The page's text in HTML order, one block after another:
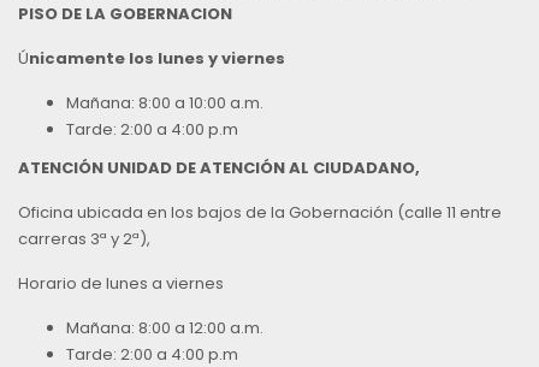
PISO DE LA GOBERNACION
Únicamente los lunes y viernes
Mañana: 8:00 a 10:00 a.m.
Tarde: 2:00 a 4:00 p.m
ATENCIÓN UNIDAD DE ATENCIÓN AL CIUDADANO,
Oficina ubicada en los bajos de la Gobernación (calle 11 entre
carreras 3ª y 2ª),
Horario de lunes a viernes
Mañana: 8:00 a 12:00 a.m.
Tarde: 2:00 a 4:00 p.m